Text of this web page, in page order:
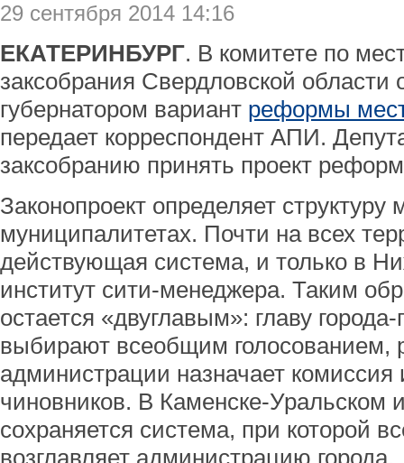
29 сентября 2014 14:16
ЕКАТЕРИНБУРГ. В комитете по
заксобрания Свердловской
губернатором вариант реформы
передает корреспондент АПИ.
заксобранию принять проект
Законопроект определяет структуру
муниципалитетах. Почти на всех
действующая система, и только в
институт сити-менеджера. Таким
остается «двуглавым»: главу
выбирают всеобщим голосованием,
администрации назначает комиссия
чиновников. В Каменске-Уральском
сохраняется система, при которой
возглавляет администрацию города.